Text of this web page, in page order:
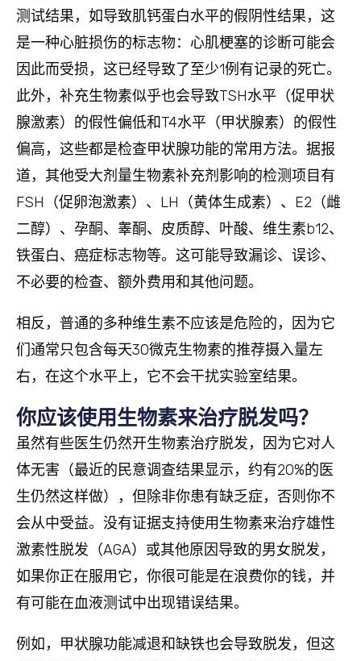
测试结果，如导致肌钙蛋白水平的假阴性结果，这
是一种心脏损伤的标志物：心肌梗塞的诊断可能会
因此而受损，这已经导致了至少1例有记录的死亡。
此外，补充生物素似乎也会导致TSH水平（促甲状
腺激素）的假性偏低和T4水平（甲状腺素）的假性
偏高，这些都是检查甲状腺功能的常用方法。据报
道，其他受大剂量生物素补充剂影响的检测项目有
FSH（促卵泡激素）、LH（黄体生成素）、E2（雌
二醇）、孕酮、睾酮、皮质醇、叶酸、维生素b12、
铁蛋白、癌症标志物等。这可能导致漏诊、误诊、
不必要的检查、额外费用和其他问题。
相反，普通的多种维生素不应该是危险的，因为它
们通常只包含每天30微克生物素的推荐摄入量左
右，在这个水平上，它不会干扰实验室结果。
你应该使用生物素来治疗脱发吗？
虽然有些医生仍然开生物素治疗脱发，因为它对人
体无害（最近的民意调查结果显示，约有20%的医
生仍然这样做），但除非你患有缺乏症，否则你不
会从中受益。没有证据支持使用生物素来治疗雄性
激素性脱发（AGA）或其他原因导致的男女脱发，
如果你正在服用它，你很可能是在浪费你的钱，并
有可能在血液测试中出现错误结果。
例如，甲状腺功能减退和缺铁也会导致脱发，但这